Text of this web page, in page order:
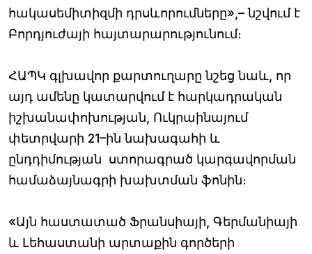
հակասեմիտիզմի դրսևորումները»,– նշվում է
Բորդյուժայի հայտարարությունում։
ՀԱՊԿ գլխավոր քարտուղարը նշեց նաև, որ
այդ ամենը կատարվում է հարկադրական
իշխանափոխության, Ուկրաինայում
փետրվարի 21–ին նախագահի և
ընդդիմության ստորագրած կարգավորման
համաձայնագրի խախտման ֆոնին։
«Այն հաստատած Ֆրանսիայի, Գերմանիայի
և Լեհաստանի արտաքին գործերի